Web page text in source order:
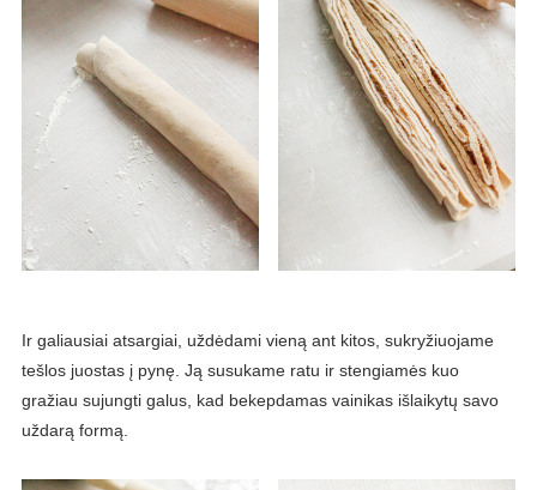
Ir galiausiai atsargiai, uždėdami vieną ant kitos, sukryžiuojame
tešlos juostas į pynę. Ją susukame ratu ir stengiamės kuo
gražiau sujungti galus, kad bekepdamas vainikas išlaikytų savo
uždarą formą.